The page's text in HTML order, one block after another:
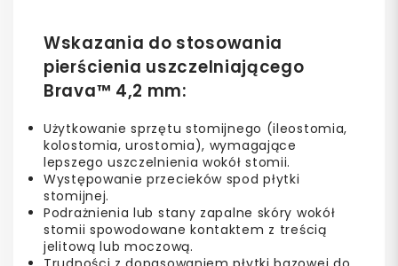
Wskazania do stosowania
pierścienia uszczelniającego
Brava™ 4,2 mm:
Użytkowanie sprzętu stomijnego (ileostomia,
kolostomia, urostomia), wymagające
lepszego uszczelnienia wokół stomii.
Występowanie przecieków spod płytki
stomijnej.
Podrażnienia lub stany zapalne skóry wokół
stomii spowodowane kontaktem z treścią
jelitową lub moczową.